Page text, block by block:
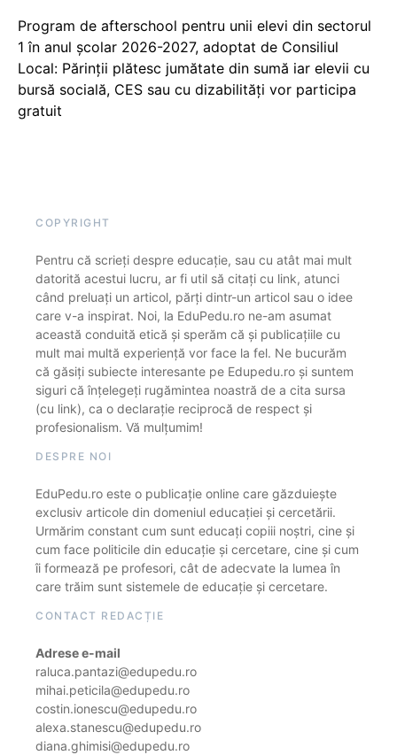
Program de afterschool pentru unii elevi din sectorul
1 în anul școlar 2026-2027, adoptat de Consiliul
Local: Părinții plătesc jumătate din sumă iar elevii cu
bursă socială, CES sau cu dizabilităţi vor participa
gratuit
COPYRIGHT
Pentru că scrieți despre educație, sau cu atât mai mult
datorită acestui lucru, ar fi util să citați cu link, atunci
când preluați un articol, părți dintr-un articol sau o idee
care v-a inspirat. Noi, la EduPedu.ro ne-am asumat
această conduită etică și sperăm că și publicațiile cu
mult mai multă experiență vor face la fel. Ne bucurăm
că găsiți subiecte interesante pe Edupedu.ro și suntem
siguri că înțelegeți rugămintea noastră de a cita sursa
(cu link), ca o declarație reciprocă de respect și
profesionalism. Vă mulțumim!
DESPRE NOI
EduPedu.ro este o publicație online care găzduiește
exclusiv articole din domeniul educației și cercetării.
Urmărim constant cum sunt educați copiii noștri, cine și
cum face politicile din educație și cercetare, cine și cum
îi formează pe profesori, cât de adecvate la lumea în
care trăim sunt sistemele de educație și cercetare.
CONTACT REDACȚIE
Adrese e-mail
raluca.pantazi@edupedu.ro
mihai.peticila@edupedu.ro
costin.ionescu@edupedu.ro
alexa.stanescu@edupedu.ro
diana.ghimisi@edupedu.ro